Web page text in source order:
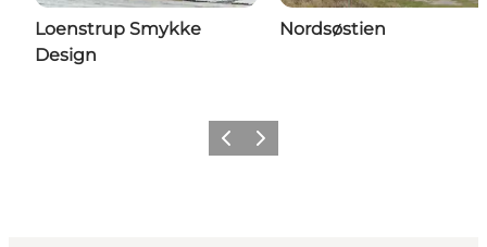
Loenstrup Smykke
Design
Nordsøstien
ForrigeNæste